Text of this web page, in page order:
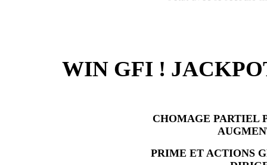
WIN GFI !
CHOMAGE PARTIEL
PRIME ET ACTIONS